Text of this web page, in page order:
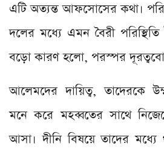
এটি অত্যন্ত আফসোসের কথা।
দলের মধ্যে এমন বৈরী
বড়ো কারণ হলো, পরস্পর
আলেমদের দায়িত্ব, তাদেরকে
মনে করে মহব্বতের সাথে
আসা। দীনি বিষয়ে তাদের মধ্যে